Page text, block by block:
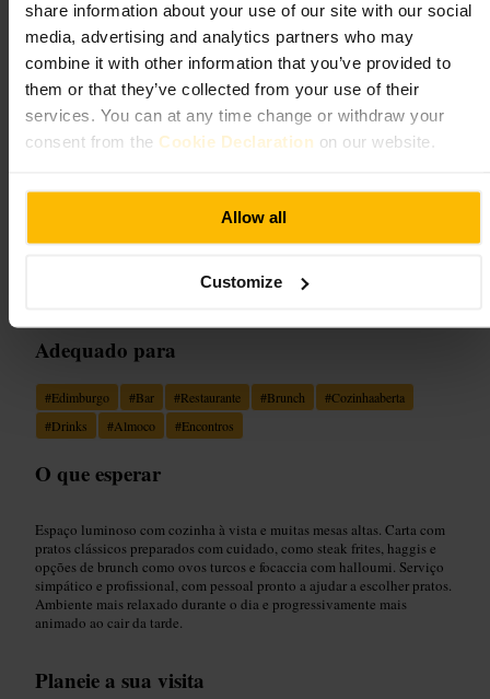
share information about your use of our site with our social
media, advertising and analytics partners who may
combine it with other information that you’ve provided to
them or that they’ve collected from your use of their
services. You can at any time change or withdraw your
consent from the Cookie Declaration on our website.
Allow all
Customize
Society Bar & Kitchen
Restauração e Bebidas•Bar
4,8
4,5
“Cozinha aberta e ambiente descontraído no
Adequado para
#Edimburgo #Bar #Restaurante #Brunch #Cozinhaaberta
#Drinks #Almoco #Encontros
O que esperar
Espaço luminoso com cozinha à vista e muitas mesas altas. Carta com
pratos clássicos preparados com cuidado, como steak frites, haggis e
opções de brunch como ovos turcos e focaccia com halloumi. Serviço
simpático e profissional, com pessoal pronto a ajudar a escolher pratos.
Ambiente mais relaxado durante o dia e progressivamente mais
animado ao cair da tarde.
Planeie a sua visita